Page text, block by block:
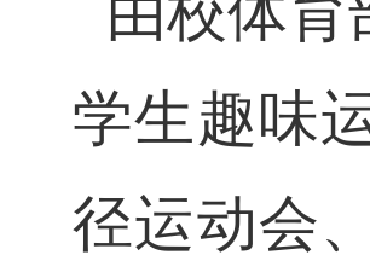
学生趣味
径运动会